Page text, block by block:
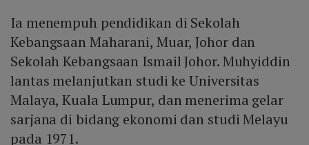
Ia menempuh pendidikan di Sekolah
Kebangsaan Maharani, Muar, Johor dan
Sekolah Kebangsaan Ismail Johor. Muhyiddin
lantas melanjutkan studi ke Universitas
Malaya, Kuala Lumpur, dan menerima gelar
sarjana di bidang ekonomi dan studi Melayu
pada 1971.